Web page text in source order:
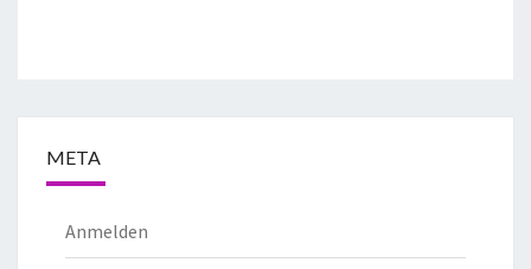
META
Anmelden